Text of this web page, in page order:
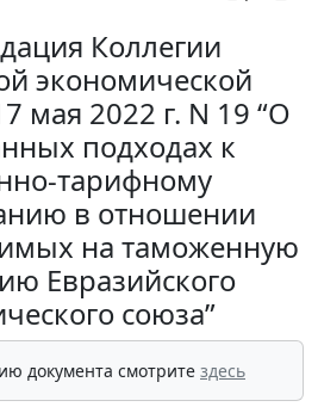
Коллегии
экономической
мая 2022 г. N 19 “О
подходах к
тарифному
в отношении
на таможенную
Евразийского
союза”
документа смотрите здесь